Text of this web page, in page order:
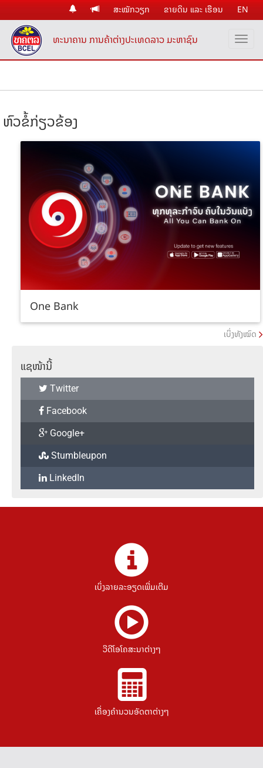
ສະໝັກວຽກ ຂາຍດິນ ແລະ ເຮືອນ EN
ທະນາຄານ ການຄ້າຕ່າງປະເທດລາວ ມະຫາຊົນ
ຫົວຂໍ້ກ່ຽວຂ້ອງ
One Bank
ເບິ່ງທັງໝົດ
ແຊໜ້ານີ້
Twitter
Facebook
Google+
Stumbleupon
LinkedIn
ເບິ່ງລາຍລະອຽດເພີ່ມເຕີມ
ວີດີໂອໂຄສະນາຕ່າງໆ
ເຄື່ອງຄຳນວນອັດຕາຕ່າງໆ